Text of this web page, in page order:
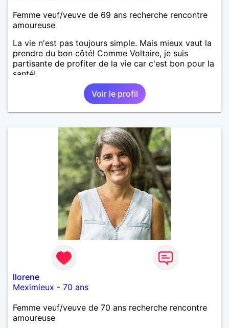
Femme veuf/veuve de 69 ans recherche rencontre
amoureuse
La vie n'est pas toujours simple. Mais mieux vaut la
prendre du bon côté! Comme Voltaire, je suis
partisante de profiter de la vie car c'est bon pour la
santé!
Voir le profil
llorene
Meximieux - 70 ans
Femme veuf/veuve de 70 ans recherche rencontre
amoureuse